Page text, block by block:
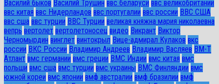
Василий быков Василий Трушин ввс беларуси ввс великобритании
ввс китая ввс Нидерландов ввс португалии ввс россии ВВС США
ввс сша ввс турции ВВС Турции великая княжна мария николаевна
вепрь вертолет вертолетоносец видео Викрант Виктор
Черномырдин винглет винтокрыл Вице-адмирал Кулаков вкс
россии ВКС России Владимир Андреев Владимир Васляев ВМ-Т
Атлант вмс германии вмс греции ВМС Индии вмс китая вмс
польши вмс сша вмс турции вмс украины ВМС Финляндии вмс
южной кореи вмс японии вмф австралии вмф бразилии вмф